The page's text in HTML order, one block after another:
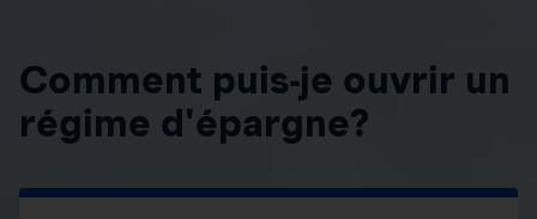
Comment puis-je ouvrir un
régime d'épargne?